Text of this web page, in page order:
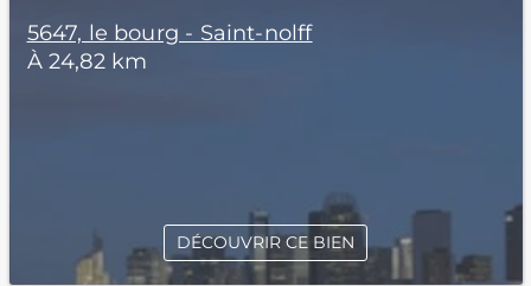
5647, le bourg - Saint-nolff
À 24,82 km
DÉCOUVRIR CE BIEN